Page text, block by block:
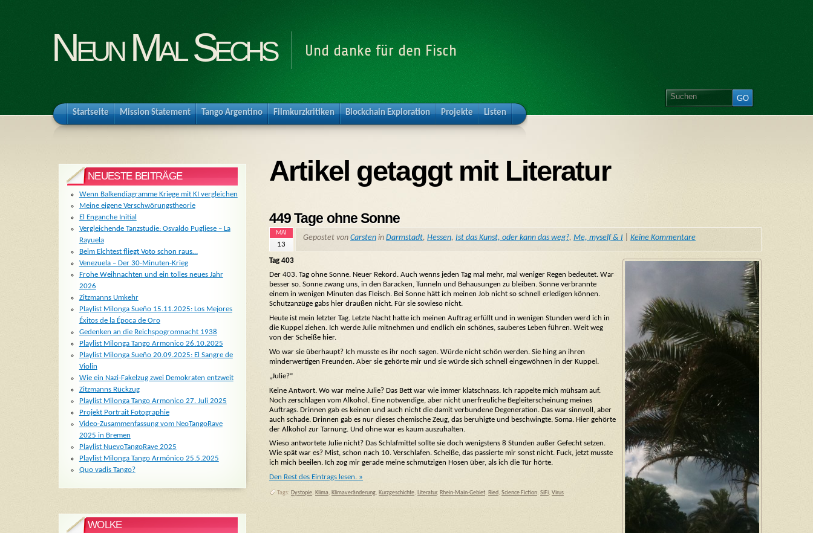
Neun Mal Sechs Und danke für den Fisch
Startseite Mission Statement Tango Argentino Filmkurzkritiken Blockchain Exploration Projekte Listen
Artikel getaggt mit Literatur
449 Tage ohne Sonne
MAI
13
Gepostet von Carsten in Darmstadt, Hessen, Ist das Kunst, oder kann das weg?, Me, myself & I Keine Kommentare
Tag 403
Der 403. Tag ohne Sonne. Neuer Rekord. Auch wenns jeden Tag mal mehr, mal weniger Regen bedeutet. War
besser so. Sonne zwang uns, in den Baracken, Tunneln und Behausungen zu bleiben. Sonne verbrannte
einem in wenigen Minuten das Fleisch. Bei Sonne hätt ich meinen Job nicht so schnell erledigen können.
Schutzanzüge gabs hier draußen nicht. Für sie sowieso nicht.
Heute ist mein letzter Tag. Letzte Nacht hatte ich meinen Auftrag erfüllt und in wenigen Stunden werd ich in
die Kuppel ziehen. Ich werde Julie mitnehmen und endlich ein schönes, sauberes Leben führen. Weit weg
von der Scheiße hier.
Wo war sie überhaupt? Ich musste es ihr noch sagen. Würde nicht schön werden. Sie hing an ihren
minderwertigen Freunden. Aber sie gehörte mir und sie würde sich schnell eingewöhnen in der Kuppel.
„Julie?“
Keine Antwort. Wo war meine Julie? Das Bett war wie immer klatschnass. Ich rappelte mich mühsam auf.
Noch zerschlagen vom Alkohol. Eine notwendige, aber nicht unerfreuliche Begleiterscheinung meines
Auftrags. Drinnen gab es keinen und auch nicht die damit verbundene Degeneration. Das war sinnvoll, aber
auch schade. Drinnen gab es nur dieses chemische Zeug, das beruhigte und beschwingte. Soma. Hier gehörte
der Alkohol zur Tarnung. Und ohne war es kaum auszuhalten.
Wieso antwortete Julie nicht? Das Schlafmittel sollte sie doch wenigstens 8 Stunden außer Gefecht setzen.
Wie spät war es? Mist, schon nach 10. Verschlafen. Scheiße, das passierte mir sonst nicht. Fuck, jetzt musste
ich mich beeilen. Ich zog mir gerade meine schmutzigen Hosen über, als ich die Tür hörte.
Den Rest des Eintrags lesen. »
Tags: Dystopie, Klima, Klimaveränderung, Kurzgeschichte, Literatur, Rhein-Main-Gebiet, Ried, Science Fiction, SiFi, Virus
NEUESTE BEITRÄGE
Wenn Balkendiagramme Kriege mit KI vergleichen
Meine eigene Verschwörungstheorie
El Enganche Initial
Vergleichende Tanzstudie: Osvaldo Pugliese – La
Rayuela
Beim Elchtest fliegt Voto schon raus…
Venezuela – Der 30-Minuten-Krieg
Frohe Weihnachten und ein tolles neues Jahr
2026
Zitzmanns Umkehr
Playlist Milonga Sueño 15.11.2025: Los Mejores
Éxitos de la Época de Oro
Gedenken an die Reichspogromnacht 1938
Playlist Milonga Tango Armonico 26.10.2025
Playlist Milonga Sueño 20.09.2025: El Sangre de
Violin
Wie ein Nazi-Fakelzug zwei Demokraten entzweit
Zitzmanns Rückzug
Playlist Milonga Tango Armonico 27. Juli 2025
Projekt Portrait Fotographie
Video-Zusammenfassung vom NeoTangoRave
2025 in Bremen
Playlist NuevoTangoRave 2025
Playlist Milonga Tango Armónico 25.5.2025
Quo vadis Tango?
WOLKE